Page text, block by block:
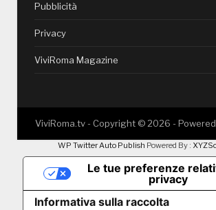
Pubblicità
Privacy
ViviRoma Magazine
ViviRoma.tv - Copyright © 2026 -
WP Twitter Auto Publish Powered By :
Informativa sulla raccolta
Le tue preferenze
privacy